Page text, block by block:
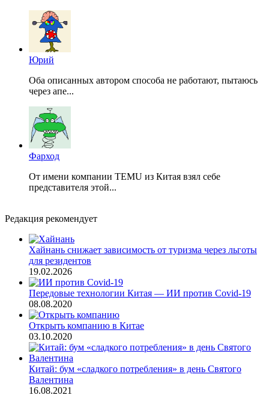
Юрий
Оба описанных автором способа не работают, пытаюсь
через апе...
Фарход
От имени компании TEMU из Китая взял себе
представителя этой...
Редакция рекомендует
Хайнань снижает зависимость от туризма через льготы
для резидентов
19.02.2026
Передовые технологии Китая — ИИ против Covid-19
08.08.2020
Открыть компанию в Китае
03.10.2020
Китай: бум «сладкого потребления» в день Святого
Валентина
16.08.2021